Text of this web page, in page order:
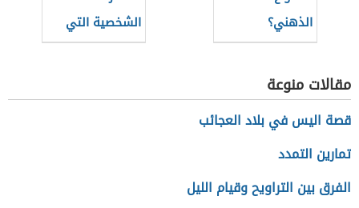
الذهني؟
الشخصية التي
يجب كتابتها في
للمعلم
مقالات منوعة
قصة اليس في بلاد العجائب
تمارين التمدد
الفرق بين التراويح وقيام الليل